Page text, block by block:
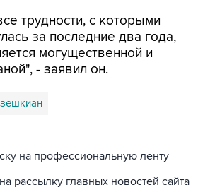
трудности, с которыми
за последние два года,
могущественной и
- заявил он.
на профессиональную ленту
рассылку главных новостей сайта